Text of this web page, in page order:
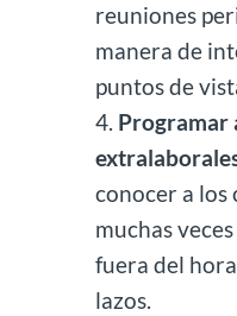
reuniones
manera de
puntos de
Programar
conocer a los
muchas
fuera del
lazos.